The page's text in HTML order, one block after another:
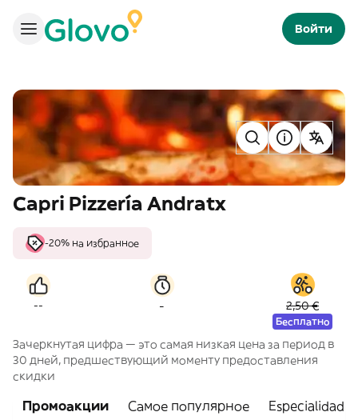
Войти
Capri Pizzería Andratx
-20% на избранное
-- - 2,50 €
Бесплатно
Зачеркнутая цифра — это самая низкая цена за период в
30 дней, предшествующий моменту предоставления
скидки
Промоакции Самое популярное Especialidad